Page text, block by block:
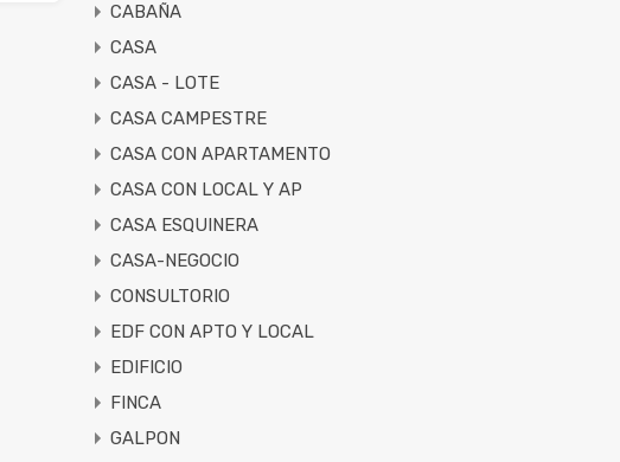
CABAÑA
CASA
CASA - LOTE
CASA CAMPESTRE
CASA CON APARTAMENTO
CASA CON LOCAL Y AP
CASA ESQUINERA
CASA-NEGOCIO
CONSULTORIO
EDF CON APTO Y LOCAL
EDIFICIO
FINCA
GALPON